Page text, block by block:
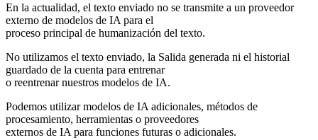
En la actualidad, el texto enviado no se transmite a un proveedor
externo de modelos de IA para el
proceso principal de humanización del texto.
No utilizamos el texto enviado, la Salida generada ni el historial
guardado de la cuenta para entrenar
o reentrenar nuestros modelos de IA.
Podemos utilizar modelos de IA adicionales, métodos de
procesamiento, herramientas o proveedores
externos de IA para funciones futuras o adicionales.